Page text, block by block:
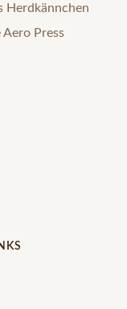
Herdkännchen
Press